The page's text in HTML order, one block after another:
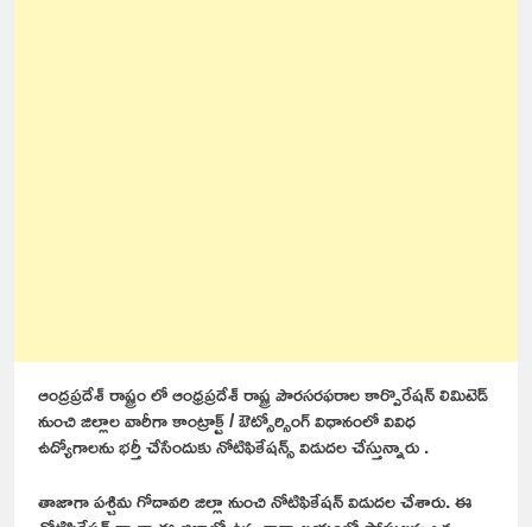
ఆంద్రప్రదేశ్ రాష్ట్రం లో ఆంధ్రప్రదేశ్ రాష్ట్ర పౌరసరఫరాల కార్పొరేషన్ లిమిటెడ్
నుంచి జిల్లాల వారీగా కాంట్రాక్ట్ / ఔట్సోర్సింగ్ విధానంలో వివిధ
ఉద్యోగాలను భర్తీ చేసేందుకు నోటిఫికేషన్స్ విడుదల చేస్తున్నారు .
తాజాగా పశ్చిమ గోదావరి జిల్లా నుంచి నోటిఫికేషన్ విడుదల చేశారు. ఈ